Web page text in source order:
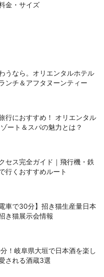
金・サイズ
うなら。オリエンタルホテル
ンチ＆アフタヌーンティー
行におすすめ！ オリエンタル
ート＆スパの魅力とは？
セス完全ガイド｜飛行機・鉄
行くおすすめルート
車で30分】招き猫生産量日本
き猫展示会情報
！岐阜県大垣で日本酒を楽し
される酒蔵3選